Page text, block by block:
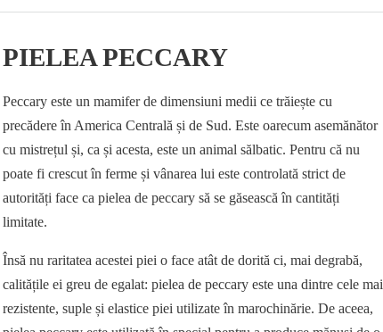
PIELEA PECCARY
Peccary este un mamifer de dimensiuni medii ce trăiește cu
precădere în America Centrală și de Sud. Este oarecum asemănător
cu mistrețul și, ca și acesta, este un animal sălbatic. Pentru că nu
poate fi crescut în ferme și vânarea lui este controlată strict de
autorități face ca pielea de peccary să se găsească în cantități
limitate.
Însă nu raritatea acestei piei o face atât de dorită ci, mai degrabă,
calitățile ei greu de egalat: pielea de peccary este una dintre cele mai
rezistente, suple și elastice piei utilizate în marochinărie. De aceea,